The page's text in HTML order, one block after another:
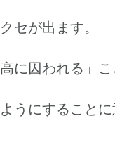
セが出ます。
に囚われる」こ
うにすること